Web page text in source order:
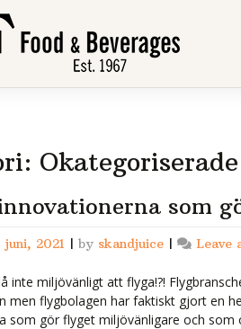
Okategoriserade
som
juni, 2021 | by skandjuice | Leave
inte miljövänligt att flyga!?!
men flygbolagen har faktiskt gjort en
som gör flyget miljövänligare och